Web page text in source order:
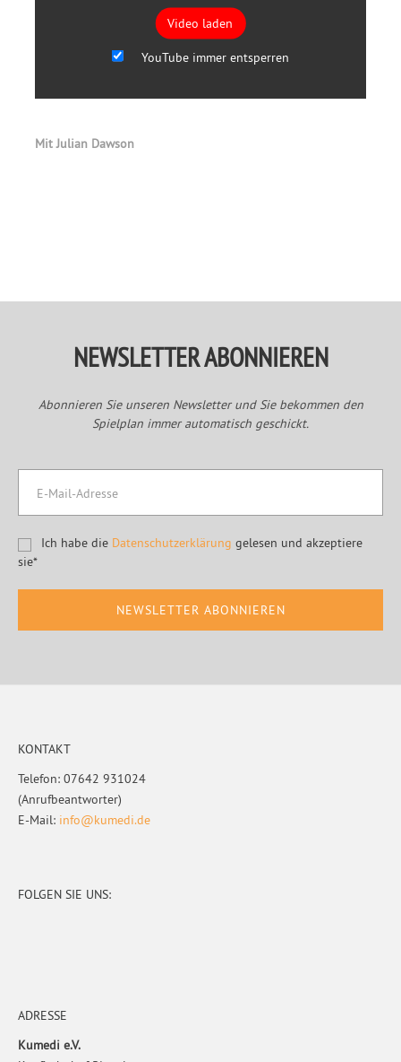
Video laden
YouTube immer entsperren
Mit Julian Dawson
NEWSLETTER ABONNIEREN
Abonnieren Sie unseren Newsletter und Sie bekommen den
Spielplan immer automatisch geschickt.
Ich habe die Datenschutzerklärung gelesen und akzeptiere
sie*
KONTAKT
Telefon: 07642 931024
(Anrufbeantworter)
E-Mail: info@kumedi.de
FOLGEN SIE UNS:
ADRESSE
Kumedi e.V.